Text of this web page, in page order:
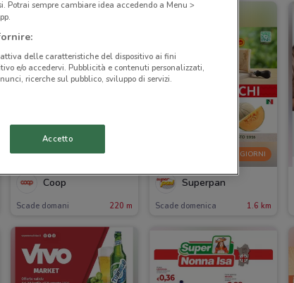
-1 GIORNO
Coop
Scade domani 220 m
-2 GIORNI
Superpan
Scade domenica 1.6 km
Potrai sempre cambiare idea accedendo a Menu >
delle caratteristiche del dispositivo ai fini
e/o accedervi. Pubblicità e contenuti personalizzati,
ricerche sul pubblico, sviluppo di servizi.
Accetto